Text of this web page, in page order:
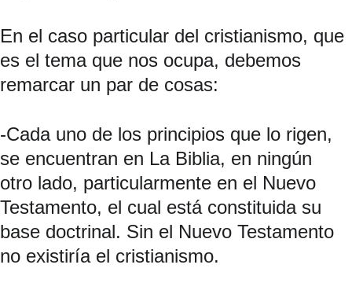
En el caso particular del cristianismo, que
es el tema que nos ocupa, debemos
remarcar un par de cosas:
-Cada uno de los principios que lo rigen,
se encuentran en La Biblia, en ningún
otro lado, particularmente en el Nuevo
Testamento, el cual está constituida su
base doctrinal. Sin el Nuevo Testamento
no existiría el cristianismo.